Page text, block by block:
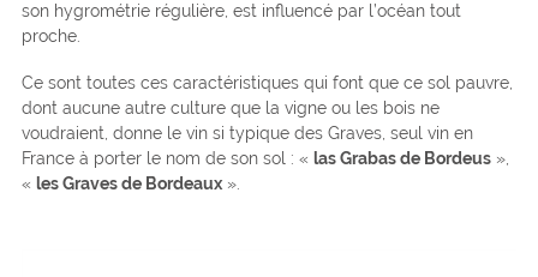
son hygrométrie régulière, est influencé par l’océan tout
proche.
Ce sont toutes ces caractéristiques qui font que ce sol pauvre,
dont aucune autre culture que la vigne ou les bois ne
voudraient, donne le vin si typique des Graves, seul vin en
France à porter le nom de son sol : « las Grabas de Bordeus»,
« les Graves de Bordeaux».